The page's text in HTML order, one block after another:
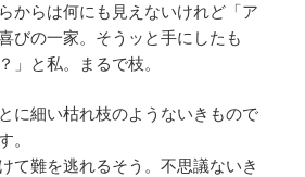
からは何にも見えないけれど「ア
びの一家。そうッと手にしたも
」と私。まるで枝。
に細い枯れ枝のようないきもので
。
て難を逃れるそう。不思議ないき